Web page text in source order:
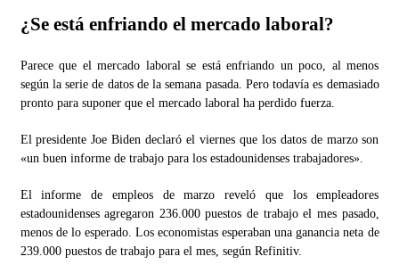
¿Se está enfriando el mercado laboral?
Parece que el mercado laboral se está enfriando un poco, al menos
según la serie de datos de la semana pasada. Pero todavía es demasiado
pronto para suponer que el mercado laboral ha perdido fuerza.
El presidente Joe Biden declaró el viernes que los datos de marzo son
«un buen informe de trabajo para los estadounidenses trabajadores».
El informe de empleos de marzo reveló que los empleadores
estadounidenses agregaron 236.000 puestos de trabajo el mes pasado,
menos de lo esperado. Los economistas esperaban una ganancia neta de
239.000 puestos de trabajo para el mes, según Refinitiv.